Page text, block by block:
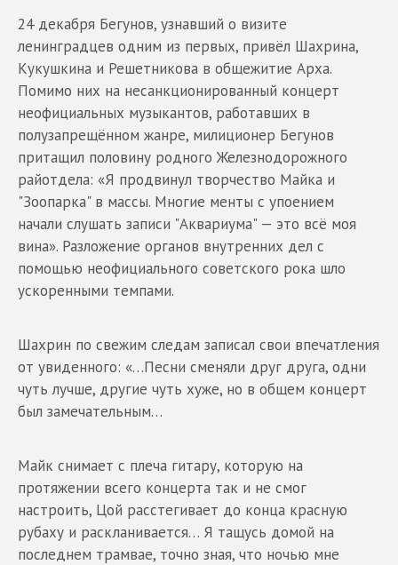
24 декабря Бегунов, узнавший о визите
ленинградцев одним из первых, привёл Шахрина,
Кукушкина и Решетникова в общежитие Арха.
Помимо них на несанкционированный концерт
неофициальных музыкантов, работавших в
полузапрещённом жанре, милиционер Бегунов
притащил половину родного Железнодорожного
райотдела: «Я продвинул творчество Майка и
"Зоопарка" в массы. Многие менты с упоением
начали слушать записи "Аквариума" — это всё моя
вина». Разложение органов внутренних дел с
помощью неофициального советского рока шло
ускоренными темпами.
Шахрин по свежим следам записал свои впечатления
от увиденного: «…Песни сменяли друг друга, одни
чуть лучше, другие чуть хуже, но в общем концерт
был замечательным…
Майк снимает с плеча гитару, которую на
протяжении всего концерта так и не смог
настроить, Цой расстегивает до конца красную
рубаху и раскланивается… Я тащусь домой на
последнем трамвае, точно зная, что ночью мне